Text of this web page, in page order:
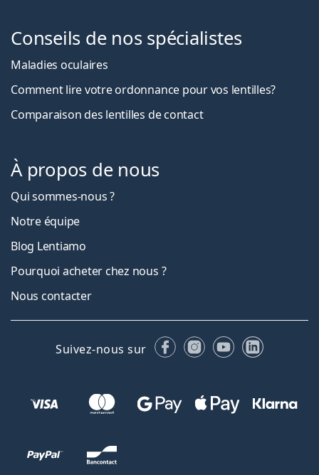
Conseils de nos spécialistes
Maladies oculaires
Comment lire votre ordonnance pour vos lentilles?
Comparaison des lentilles de contact
À propos de nous
Qui sommes-nous ?
Notre équipe
Blog Lentiamo
Pourquoi acheter chez nous ?
Nous contacter
Suivez-nous sur FacebookInstagram
YouTubeLinkedIn